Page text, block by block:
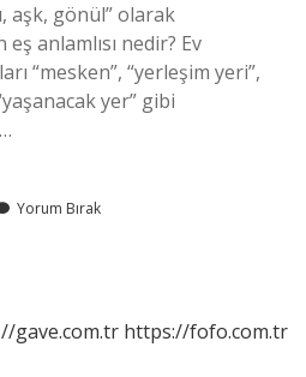
aşk, gönül” olarak
anlamlısı nedir? Ev
“mesken”, “yerleşim yeri”,
yer” gibi
Yorum Bırak
gave.com.tr https://fofo.com.tr